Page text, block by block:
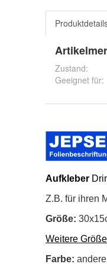
Zustand:
Geeignet für: